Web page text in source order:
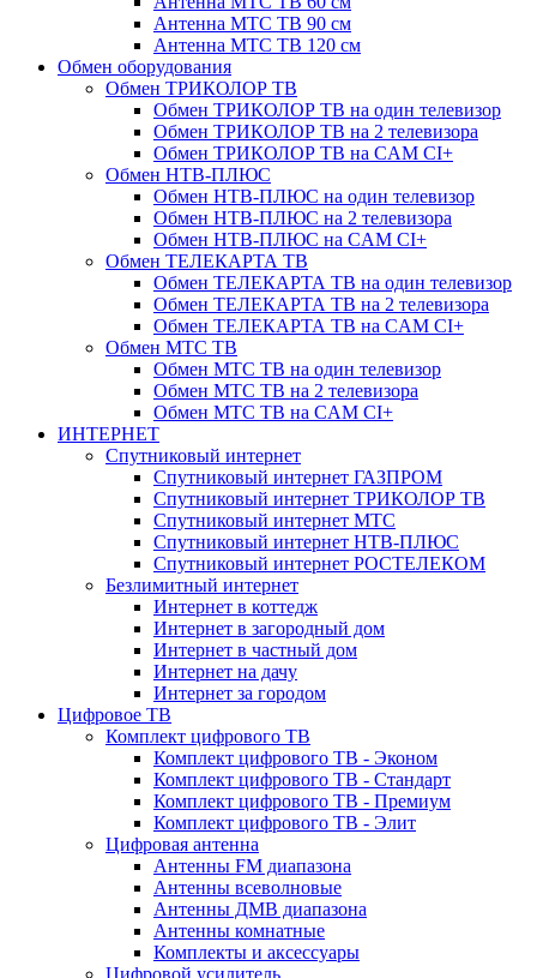
Антенна МТС ТВ 90 см
Антенна МТС ТВ 120 см
Обмен оборудования
Обмен ТРИКОЛОР ТВ
Обмен ТРИКОЛОР ТВ на один телевизор
Обмен ТРИКОЛОР ТВ на 2 телевизора
Обмен ТРИКОЛОР ТВ на CAM CI+
Обмен НТВ-ПЛЮС
Обмен НТВ-ПЛЮС на один телевизор
Обмен НТВ-ПЛЮС на 2 телевизора
Обмен НТВ-ПЛЮС на CAM CI+
Обмен ТЕЛЕКАРТА ТВ
Обмен ТЕЛЕКАРТА ТВ на один телевизор
Обмен ТЕЛЕКАРТА ТВ на 2 телевизора
Обмен ТЕЛЕКАРТА ТВ на CAM CI+
Обмен МТС ТВ
Обмен МТС ТВ на один телевизор
Обмен МТС ТВ на 2 телевизора
Обмен МТС ТВ на CAM CI+
ИНТЕРНЕТ
Спутниковый интернет
Спутниковый интернет ГАЗПРОМ
Спутниковый интернет ТРИКОЛОР ТВ
Спутниковый интернет МТС
Спутниковый интернет НТВ-ПЛЮС
Спутниковый интернет РОСТЕЛЕКОМ
Безлимитный интернет
Интернет в коттедж
Интернет в загородный дом
Интернет в частный дом
Интернет на дачу
Интернет за городом
Цифровое ТВ
Комплект цифрового ТВ
Комплект цифрового ТВ - Эконом
Комплект цифрового ТВ - Стандарт
Комплект цифрового ТВ - Премиум
Комплект цифрового ТВ - Элит
Цифровая антенна
Антенны FM диапазона
Антенны всеволновые
Антенны ДМВ диапазона
Антенны комнатные
Комплекты и аксессуары
Цифровой усилитель